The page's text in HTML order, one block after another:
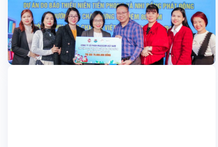
trường học bị ảnh hưởng bởi bão Yagi
Nhằm lan tỏa tinh thần “Vì trí tuệ tương lai trẻ em Việt Nam”,
ngày 28/11/2024, Masscom và Nexta đã tài trợ xây dựng 2 thư
viện thông minh với tổng trị giá 70 triệu đồng, dành tặng cho các
trường học bị ảnh hưởng nặng nề bởi bão Yagi. Đây là hoạt
động ý […]
29/11/2024